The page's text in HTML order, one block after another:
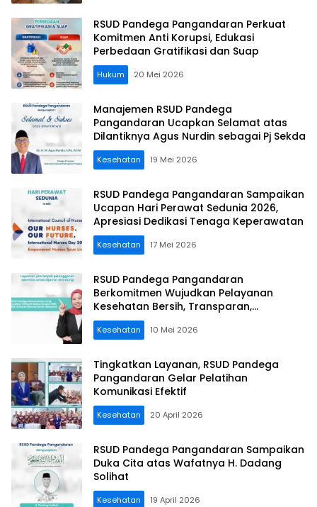
RSUD Pandega Pangandaran Perkuat
Komitmen Anti Korupsi, Edukasi
Perbedaan Gratifikasi dan Suap
Hukum 20 Mei 2026
Manajemen RSUD Pandega
Pangandaran Ucapkan Selamat atas
Dilantiknya Agus Nurdin sebagai Pj Sekda
Kesehatan 19 Mei 2026
RSUD Pandega Pangandaran Sampaikan
Ucapan Hari Perawat Sedunia 2026,
Apresiasi Dedikasi Tenaga Keperawatan
Kesehatan 17 Mei 2026
RSUD Pandega Pangandaran
Berkomitmen Wujudkan Pelayanan
Kesehatan Bersih, Transparan,
Profesional
Kesehatan 10 Mei 2026
Tingkatkan Layanan, RSUD Pandega
Pangandaran Gelar Pelatihan
Komunikasi Efektif
Kesehatan 20 April 2026
RSUD Pandega Pangandaran Sampaikan
Duka Cita atas Wafatnya H. Dadang
Solihat
Kesehatan 19 April 2026